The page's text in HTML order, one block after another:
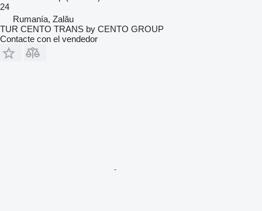
24
Rumanía, Zalău
TUR CENTO TRANS by CENTO GROUP
Contacte con el vendedor